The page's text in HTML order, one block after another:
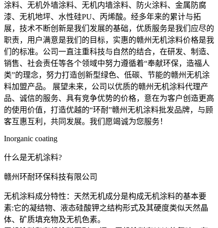
涂料、无机外墙涂料、无机内墙涂料、防火涂料、金属防腐
漆、无机地坪、水性硅PU、丙烯酸。经多年来的累计与拓
展，技术不断创新是我们发展的基础，优质服务是我们应尽的
职责，用户满意是我们的目标，实惠的赣州无机涂料价格是我
们的标准。公司一直注重科技与自然的结合，在研发、制造、
销售、社会责任等各个领域中努力遵循着“奉献环保，造福人
类”的理念，努力打造创新型绿色、低碳、节能的赣州无机涂
料加盟产品。 展望未来，公司以优质的赣州无机涂料代理产
品、诚信的服务、具有竞争优势的价格，意在为客户创造更高
的使用价值，打造优越的“环耐”赣州无机涂料批发品牌，与顾
客互惠互利，共同发展。我们愿竭诚为您服务！
Inorganic coating
什么是无机涂料?
赣州环耐环保科技有限公司
无机涂料成分特性：天然无机成分是构成无机涂料的基本要
素:它的凝结物、液态硅酸钾之结构形式及其硬度类似天然晶
体、矿质填充物及无机色素。